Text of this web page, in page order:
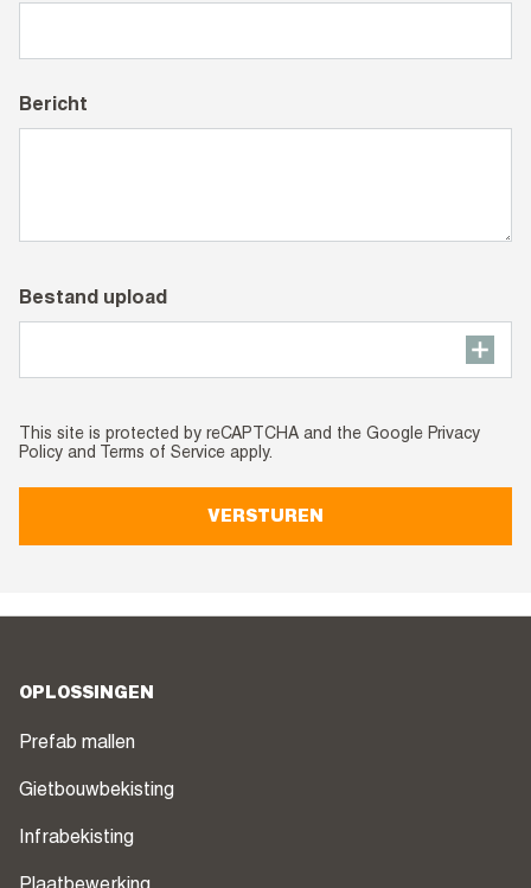
Bericht
Bestand upload
This site is protected by reCAPTCHA and the Google Privacy
Policy and Terms of Service apply.
VERSTUREN
OPLOSSINGEN
Prefab mallen
Gietbouwbekisting
Infrabekisting